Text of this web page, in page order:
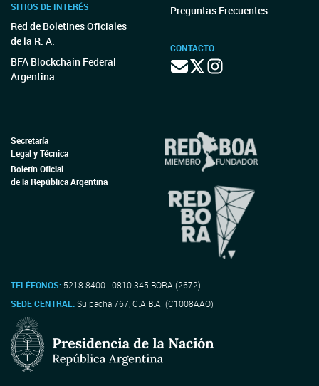
SITIOS DE INTERÉS
Red de Boletines Oficiales
de la R. A.
BFA Blockchain Federal
Argentina
Preguntas Frecuentes
CONTACTO
Secretaría
Legal y Técnica
Boletín Oficial
de la República Argentina
TELÉFONOS: 5218-8400 - 0810-345-BORA (2672)
SEDE CENTRAL:Suipacha 767, C.A.B.A. (C1008AAO)